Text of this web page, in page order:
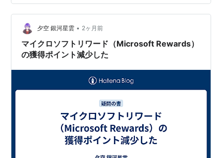
も、検索履歴も削除できるし、そんなに危険なものでは
ないとわかり、今ではよく利用するようになりました。
それで１３０００ポイント以上たまったので、楽天ポイ
ントの１３０００ポイントが交換できたので、…
夕空 銀河星雲 • 2ヶ月前
マイクロソフトリワード（Microsoft Rewards）
の獲得ポイント減少した